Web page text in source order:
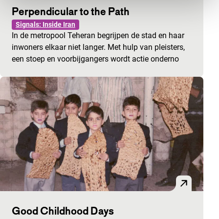
Perpendicular to the Path
Signals: Inside Iran
In de metropool Teheran begrijpen de stad en haar
inwoners elkaar niet langer. Met hulp van pleisters,
een stoep en voorbijgangers wordt actie onderno
Good Childhood Days